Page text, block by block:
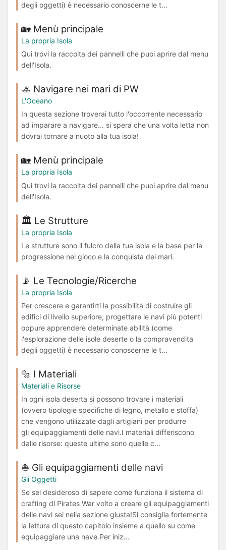
degli oggetti) è necessario conoscerne le t...
🏡 Menù principale
La propria Isola
Qui trovi la raccolta dei pannelli che puoi aprire dal menu
dell'Isola.
🚣 Navigare nei mari di PW
L'Oceano
In questa sezione troverai tutto l'occorrente necessario
ad imparare a navigare... si spera che una volta letta non
dovrai tornare a nuoto alla tua isola!
🏡 Menù principale
La propria Isola
Qui trovi la raccolta dei pannelli che puoi aprire dal menu
dell'Isola.
🏛️ Le Strutture
La propria Isola
Le strutture sono il fulcro della tua isola e la base per la
progressione nel gioco e la conquista dei mari.
📡 Le Tecnologie/Ricerche
La propria Isola
Per crescere e garantirti la possibilità di costruire gli
edifici di livello superiore, progettare le navi più potenti
oppure apprendere determinate abilità (come
l'esplorazione delle isole deserte o la compravendita
degli oggetti) è necessario conoscerne le t...
🔩 I Materiali
Materiali e Risorse
In ogni isola deserta si possono trovare i materiali
(ovvero tipologie specifiche di legno, metallo e stoffa)
che vengono utilizzate dagli artigiani per produrre
gli equipaggiamenti delle navi.I materiali differiscono
dalle risorse: queste ultime sono quelle c...
⛵️ Gli equipaggiamenti delle navi
Gli Oggetti
Se sei desideroso di sapere come funziona il sistema di
crafting di Pirates War volto a creare gli equipaggiamenti
delle navi sei nella sezione giusta!Si consiglia fortemente
la lettura di questo capitolo insieme a quello su come
equipaggiare una nave.Per iniz...